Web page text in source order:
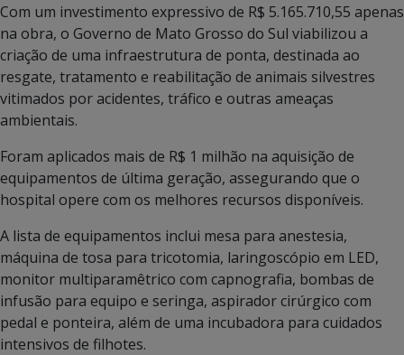
Com um investimento expressivo de R$ 5.165.710,55 apenas
na obra, o Governo de Mato Grosso do Sul viabilizou a
criação de uma infraestrutura de ponta, destinada ao
resgate, tratamento e reabilitação de animais silvestres
vitimados por acidentes, tráfico e outras ameaças
ambientais.
Foram aplicados mais de R$ 1 milhão na aquisição de
equipamentos de última geração, assegurando que o
hospital opere com os melhores recursos disponíveis.
A lista de equipamentos inclui mesa para anestesia,
máquina de tosa para tricotomia, laringoscópio em LED,
monitor multiparamêtrico com capnografia, bombas de
infusão para equipo e seringa, aspirador cirúrgico com
pedal e ponteira, além de uma incubadora para cuidados
intensivos de filhotes.